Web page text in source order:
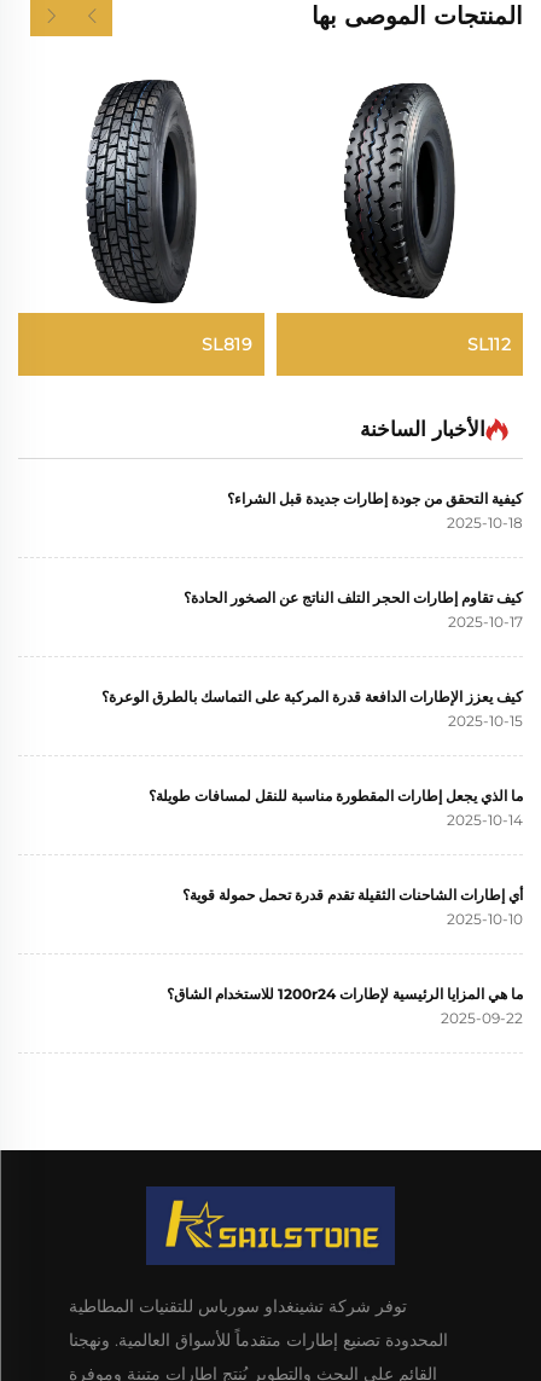
المنتجات الموصى بها
SL112
SL819
الأخبار الساخنة
كيفية التحقق من جودة إطارات جديدة قبل الشراء؟
2025-10-18
كيف تقاوم إطارات الحجر التلف الناتج عن الصخور الحادة؟
2025-10-17
كيف يعزز الإطارات الدافعة قدرة المركبة على التماسك بالطرق الوعرة؟
2025-10-15
ما الذي يجعل إطارات المقطورة مناسبة للنقل لمسافات طويلة؟
2025-10-14
أي إطارات الشاحنات الثقيلة تقدم قدرة تحمل حمولة قوية؟
2025-10-10
ما هي المزايا الرئيسية لإطارات 1200r24 للاستخدام الشاق؟
2025-09-22
توفر شركة تشينغداو سورباس للتقنيات المطاطية
المحدودة تصنيع إطارات متقدماً للأسواق العالمية. ونهجنا
القائم على البحث والتطوير يُنتج إطارات متينة وموفرة